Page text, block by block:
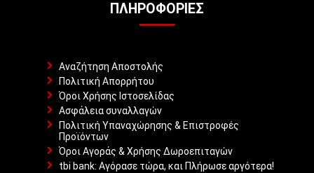
ΠΛΗΡΟΦΟΡΊΕΣ
Αναζήτηση Αποστολής
Πολιτική Απορρήτου
Όροι Χρήσης Ιστοσελίδας
Ασφάλεια συναλλαγών
Πολιτική Υπαναχώρησης & Επιστροφές
Προϊόντων
Όροι Αγοράς & Χρήσης Δωροεπιταγών
tbi bank: Αγόρασε τώρα, και Πλήρωσε αργότερα!